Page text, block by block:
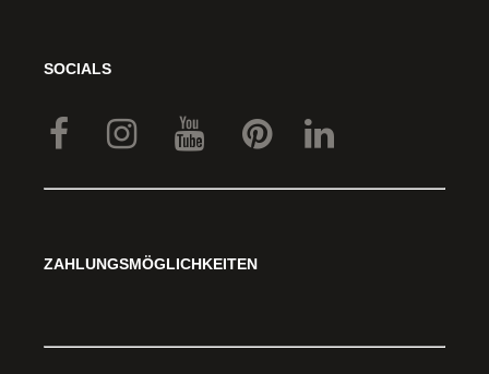
SOCIALS
ZAHLUNGSMÖGLICHKEITEN